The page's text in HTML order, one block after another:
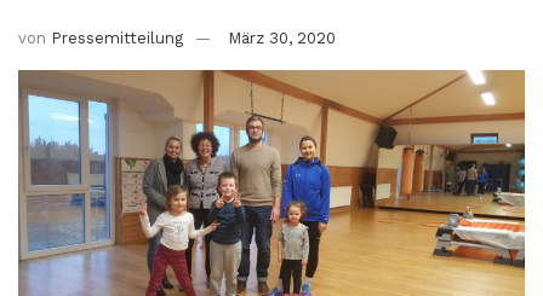
von Pressemitteilung März 30, 2020